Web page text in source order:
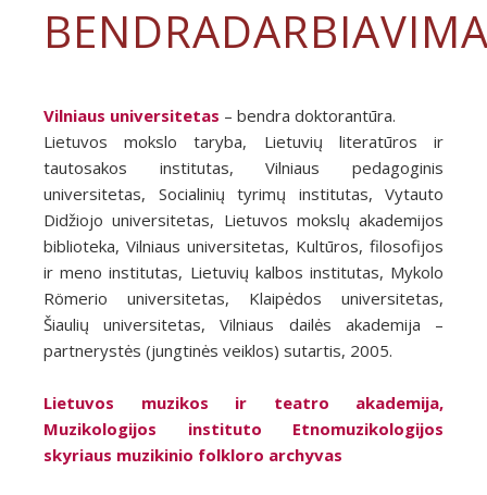
Vilniaus universitetas – bendra doktorantūra.
Lietuvos mokslo taryba, Lietuvių literatūros ir
tautosakos institutas, Vilniaus pedagoginis
universitetas, Socialinių tyrimų institutas, Vytauto
Didžiojo universitetas, Lietuvos mokslų akademijos
biblioteka, Vilniaus universitetas, Kultūros, filosofijos
ir meno institutas, Lietuvių kalbos institutas, Mykolo
Römerio universitetas, Klaipėdos universitetas,
Šiaulių universitetas, Vilniaus dailės akademija –
partnerystės (jungtinės veiklos) sutartis, 2005.
Lietuvos muzikos ir teatro akademija,
Muzikologijos instituto Etnomuzikologijos
skyriaus muzikinio folkloro archyvas